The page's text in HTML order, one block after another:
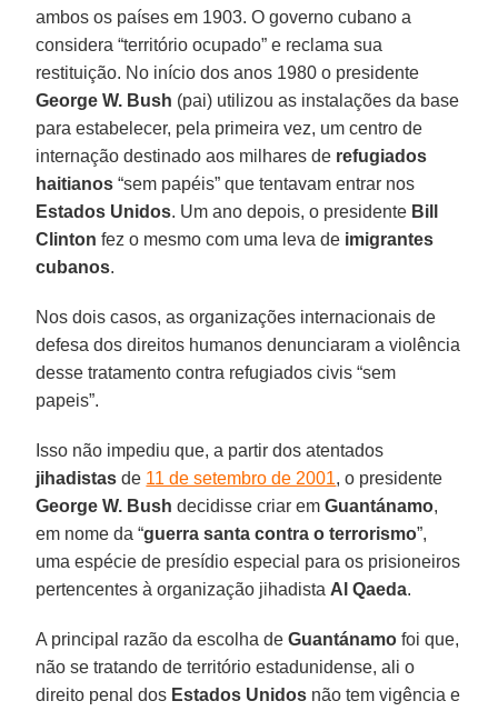
ambos os países em 1903. O governo cubano a
considera “território ocupado” e reclama sua
restituição. No início dos anos 1980 o presidente
George W. Bush (pai) utilizou as instalações da base
para estabelecer, pela primeira vez, um centro de
internação destinado aos milhares de refugiados
haitianos “sem papéis” que tentavam entrar nos
Estados Unidos. Um ano depois, o presidente Bill
Clinton fez o mesmo com uma leva de imigrantes
cubanos.
Nos dois casos, as organizações internacionais de
defesa dos direitos humanos denunciaram a violência
desse tratamento contra refugiados civis “sem
papeis”.
Isso não impediu que, a partir dos atentados
jihadistas de 11 de setembro de 2001, o presidente
George W. Bush decidisse criar emGuantánamo,
em nome da “guerra santa contra o terrorismo”,
uma espécie de presídio especial para os prisioneiros
pertencentes à organização jihadista Al Qaeda.
A principal razão da escolha deGuantánamo foi que,
não se tratando de território estadunidense, ali o
direito penal dos Estados Unidos não tem vigência e